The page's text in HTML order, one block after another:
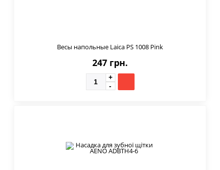
Весы напольные Laica PS 1008 Pink
247 грн.